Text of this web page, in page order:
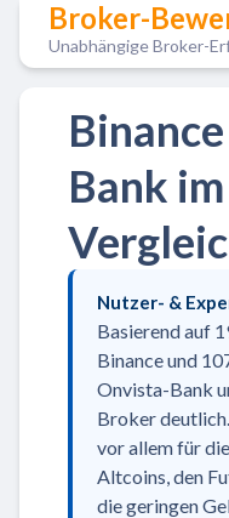
Broker-
Unabhängige Broker-
Bank
Nutzer- &
Basierend auf
Binance und
Onvista-Bank
Broker
vor allem für
Altcoins, den
die geringen